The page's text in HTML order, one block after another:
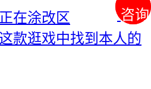
咨询
咨询
在涂改区
款逛戏中找到本人的